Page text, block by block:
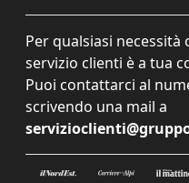
Per qualsiasi
servizio clienti è a tua
Puoi contattarci al
scrivendo una mail a